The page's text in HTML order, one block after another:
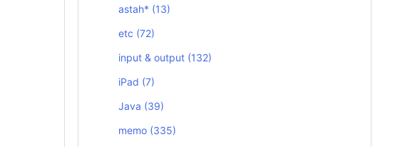
astah* (13)
etc (72)
input & output (132)
iPad (7)
Java (39)
memo (335)